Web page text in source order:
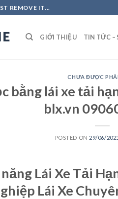
REMOVE IT...
GIỚI THIỆU TIN TỨC –
CHƯA ĐƯỢC
bằng lái xe tải
blx.vn
POSTED ON 29/06/
Lái Xe Tải
Lái Xe